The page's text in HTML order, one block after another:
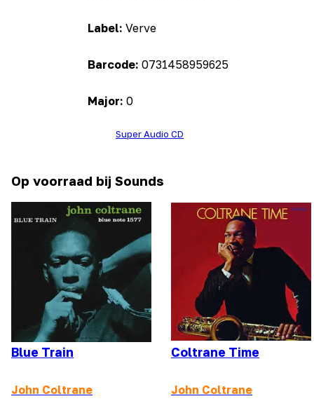
Label: Verve
Barcode: 0731458959625
Major: 0
Super Audio CD
Op voorraad bij Sounds
Blue Train
John Coltrane
Coltrane Time
John Coltrane